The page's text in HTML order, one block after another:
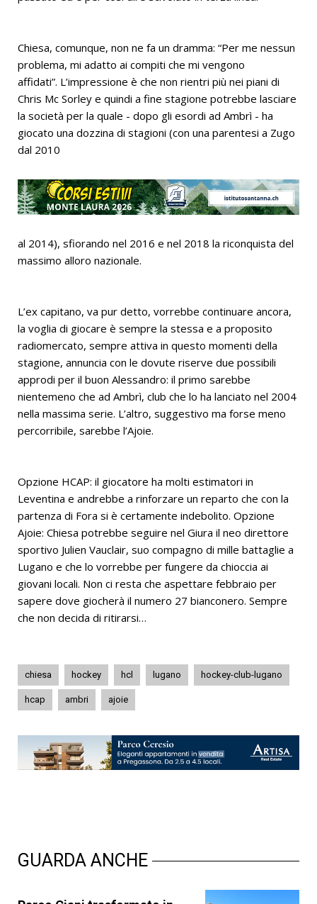
Chiesa, comunque, non ne fa un dramma: “Per me nessun
problema, mi adatto ai compiti che mi vengono
affidati”. L’impressione è che non rientri più nei piani di
Chris Mc Sorley e quindi a fine stagione potrebbe lasciare
la società per la quale - dopo gli esordi ad Ambrì - ha
giocato una dozzina di stagioni (con una parentesi a Zugo
dal 2010
al 2014), sfiorando nel 2016 e nel 2018 la riconquista del
massimo alloro nazionale.
L’ex capitano, va pur detto, vorrebbe continuare ancora,
la voglia di giocare è sempre la stessa e a proposito
radiomercato, sempre attiva in questo momenti della
stagione, annuncia con le dovute riserve due possibili
approdi per il buon Alessandro: il primo sarebbe
nientemeno che ad Ambrì, club che lo ha lanciato nel 2004
nella massima serie. L’altro, suggestivo ma forse meno
percorribile, sarebbe l’Ajoie.
Opzione HCAP: il giocatore ha molti estimatori in
Leventina e andrebbe a rinforzare un reparto che con la
partenza di Fora si è certamente indebolito. Opzione
Ajoie: Chiesa potrebbe seguire nel Giura il neo direttore
sportivo Julien Vauclair, suo compagno di mille battaglie a
Lugano e che lo vorrebbe per fungere da chioccia ai
giovani locali. Non ci resta che aspettare febbraio per
sapere dove giocherà il numero 27 bianconero. Sempre
che non decida di ritirarsi…
chiesa hockey hcl lugano hockey-club-lugano
hcap ambri ajoie
GUARDA ANCHE